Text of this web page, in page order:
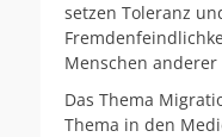
setzen Toleranz
Menschen
Das Thema
Thema in den